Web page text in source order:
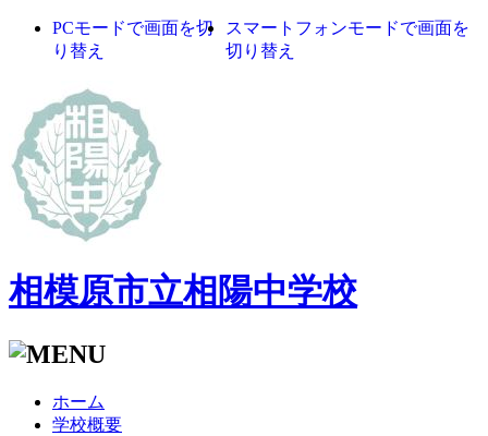
PCモードで画面を切
り替え
スマートフォンモードで画面を
切り替え
相模原市立相陽中学校
ホーム
学校概要